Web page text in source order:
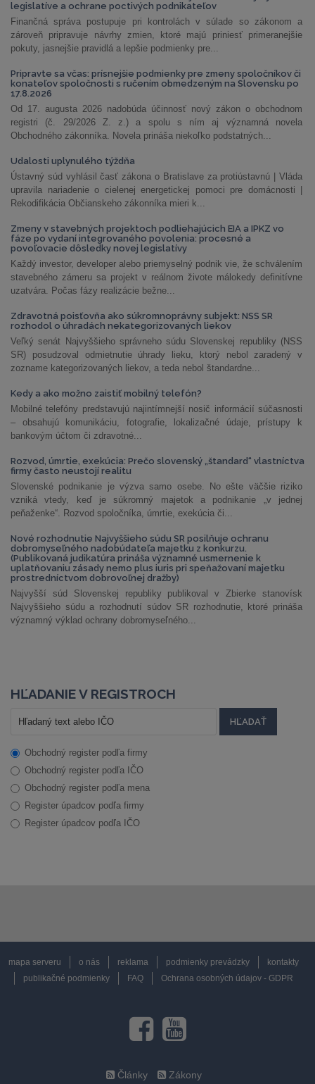
legislatíve a ochrane poctivých podnikateľov
Finančná správa postupuje pri kontrolách v súlade so zákonom a
zároveň pripravuje návrhy zmien, ktoré majú priniesť primeranejšie
pokuty, jasnejšie pravidlá a lepšie podmienky pre...
Pripravte sa včas: prísnejšie podmienky pre zmeny spoločníkov či
konateľov spoločnosti s ručením obmedzeným na Slovensku po
17.8.2026
Od 17. augusta 2026 nadobúda účinnosť nový zákon o obchodnom
registri (č. 29/2026 Z. z.) a spolu s ním aj významná novela
Obchodného zákonníka. Novela prináša niekoľko podstatných...
Udalosti uplynulého týždňa
Ústavný súd vyhlásil časť zákona o Bratislave za protiústavnú | Vláda
upravila nariadenie o cielenej energetickej pomoci pre domácnosti |
Rekodifikácia Občianskeho zákonníka mieri k...
Zmeny v stavebných projektoch podliehajúcich EIA a IPKZ vo
fáze po vydaní integrovaného povolenia: procesné a
povoľovacie dôsledky novej legislatívy
Každý investor, developer alebo priemyselný podnik vie, že schválením
stavebného zámeru sa projekt v reálnom živote málokedy definitívne
uzatvára. Počas fázy realizácie bežne...
Zdravotná poisťovňa ako súkromnoprávny subjekt: NSS SR
rozhodol o úhradách nekategorizovaných liekov
Veľký senát Najvyššieho správneho súdu Slovenskej republiky (NSS
SR) posudzoval odmietnutie úhrady lieku, ktorý nebol zaradený v
zozname kategorizovaných liekov, a teda nebol štandardne...
Kedy a ako možno zaistiť mobilný telefón?
Mobilné telefóny predstavujú najintímnejší nosič informácií súčasnosti
– obsahujú komunikáciu, fotografie, lokalizačné údaje, prístupy k
bankovým účtom či zdravotné...
Rozvod, úmrtie, exekúcia: Prečo slovenský „štandard“ vlastníctva
firmy často neustojí realitu
Slovenské podnikanie je výzva samo osebe. No ešte väčšie riziko
vzniká vtedy, keď je súkromný majetok a podnikanie „v jednej
peňaženke“. Rozvod spoločníka, úmrtie, exekúcia či...
Nové rozhodnutie Najvyššieho súdu SR posilňuje ochranu
dobromyseľného nadobúdateľa majetku z konkurzu.
(Publikovaná judikatúra prináša významné usmernenie k
uplatňovaniu zásady nemo plus iuris pri speňažovaní majetku
prostredníctvom dobrovoľnej dražby)
Najvyšší súd Slovenskej republiky publikoval v Zbierke stanovísk
Najvyššieho súdu a rozhodnutí súdov SR rozhodnutie, ktoré prináša
významný výklad ochrany dobromyseľného...
HĽADANIE V REGISTROCH
Obchodný register podľa firmy
Obchodný register podľa IČO
Obchodný register podľa mena
Register úpadcov podľa firmy
Register úpadcov podľa IČO
mapa serveru o nás reklama podmienky prevádzky
kontakty
publikačné podmienky
FAQ Ochrana osobných údajov - GDPR
Články Zákony